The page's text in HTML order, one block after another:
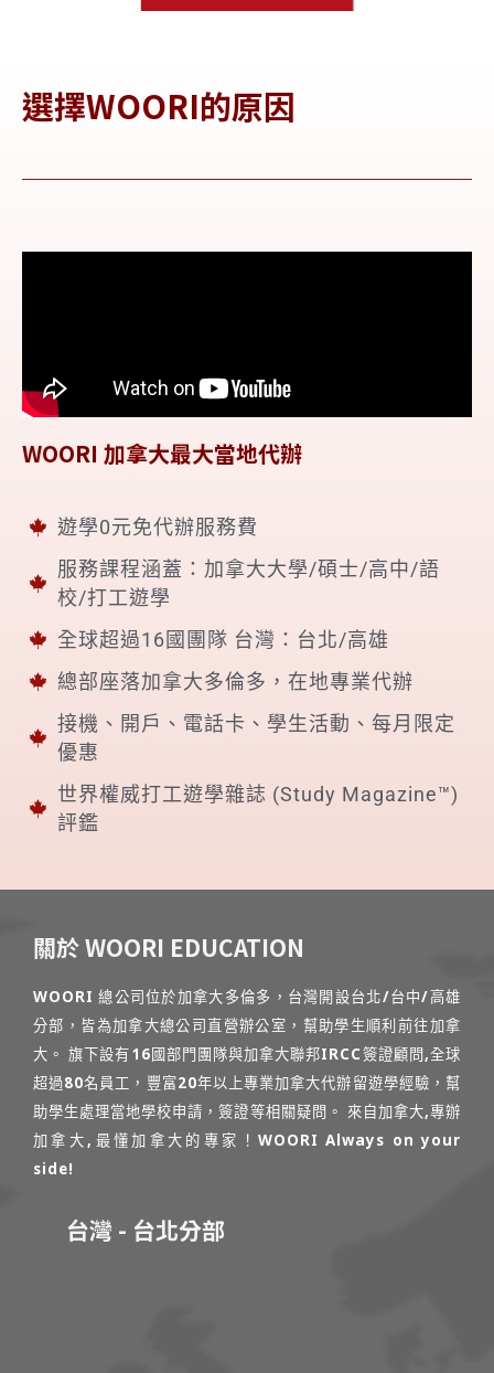
選擇WOORI的原因
WOORI 加拿大最大當地代辦
遊學0元免代辦服務費
服務課程涵蓋：加拿大大學/碩士/高中/語
校/打工遊學
全球超過16國團隊 台灣：台北/高雄
總部座落加拿大多倫多，在地專業代辦
接機、開戶、電話卡、學生活動、每月限定
優惠
世界權威打工遊學雜誌 (Study Magazine™)
評鑑
關於 WOORI EDUCATION
WOORI 總公司位於加拿大多倫多，台灣開設台北/台中/高雄
分部，皆為加拿大總公司直營辦公室，幫助學生順利前往加拿
大。 旗下設有16國部門團隊與加拿大聯邦IRCC簽證顧問,全球
超過80名員工，豐富20年以上專業加拿大代辦留遊學經驗，幫
助學生處理當地學校申請，簽證等相關疑問。 來自加拿大,專辦
加拿大,最懂加拿大的專家！WOORI Always on your
side!
台灣 - 台北分部